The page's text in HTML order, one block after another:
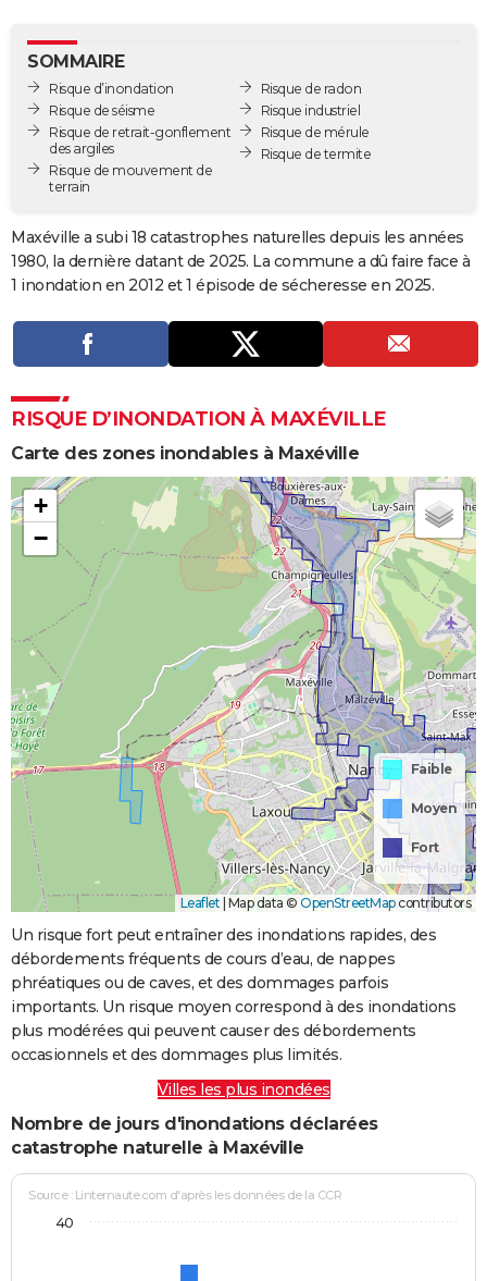
GUIDES D'ACHAT
BONS PLANS
CARTE DE VOEUX
Carte de Noël
Carte Bonne année
Carte Saint-Valentin
Carte Pâques
Carte d'anniversaire
Dictionnaire
Biographies
Citations
Expressions
Proverbes
PROGRAMME TV
COPAINS D'AVANT
Se connecter
Collèges
Universités
Entreprises
Service militaire
Avis de recherche
AVIS DE DÉCÈS
Bricolage
Lifestyle
Culture
Sport
Auto
Television
Voyage
Cinema
SOMMAIRE
Risque d’inondation
Risque de séisme
Risque de retrait-gonflement
des argiles
Risque de mouvement de
terrain
Risque de radon
Risque industriel
Risque de mérule
Risque de termite
Maxéville a subi 18 catastrophes naturelles depuis les années
1980, la dernière datant de 2025. La commune a dû faire face à
1 inondation en 2012 et 1 épisode de sécheresse en 2025.
RISQUE D’INONDATION À MAXÉVILLE
Carte des zones inondables à Maxéville
+
−
Faible
Moyen
Fort
Leaflet | Map data © OpenStreetMapcontributors
Un risque fort peut entraîner des inondations rapides, des
débordements fréquents de cours d’eau, de nappes
phréatiques ou de caves, et des dommages parfois
importants. Un risque moyen correspond à des inondations
plus modérées qui peuvent causer des débordements
occasionnels et des dommages plus limités.
Villes les plus inondées
Nombre de jours d'inondations déclarées
catastrophe naturelle à Maxéville
Source : Linternaute.com d'après les données de la CCR
40